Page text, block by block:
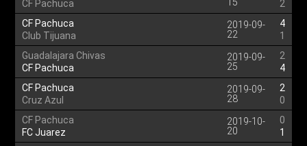
CF Pachuca
2
CF Pachuca
Club Tijuana
2019-09-
22
4
1
Guadalajara Chivas
CF Pachuca
2019-09-
25
2
4
CF Pachuca
Cruz Azul
2019-09-
28
2
0
CF Pachuca
FC Juarez
2019-10-
20
0
1